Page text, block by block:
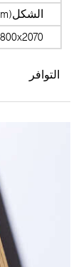
الشكل(mm)
2800x2070
التوافر